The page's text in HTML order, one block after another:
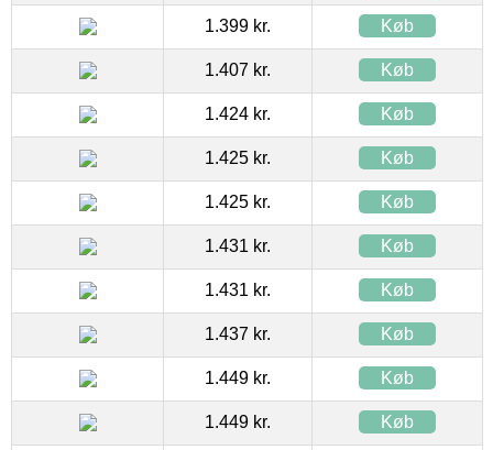
1.399 kr. Køb
1.407 kr. Køb
1.424 kr. Køb
1.425 kr. Køb
1.425 kr. Køb
1.431 kr. Køb
1.431 kr. Køb
1.437 kr. Køb
1.449 kr. Køb
1.449 kr. Køb